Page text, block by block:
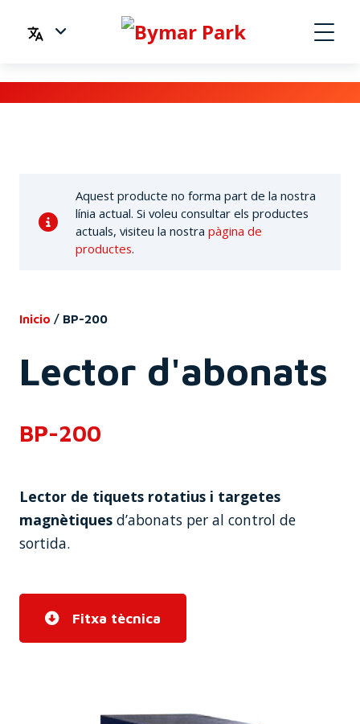
Aquest producte no forma part de la nostra
línia actual. Si voleu consultar els productes
actuals, visiteu la nostrapàgina de
productes.
Inicio / BP-200
Lector d'abonats
BP-200
Lector de tiquets rotatius i targetes
magnètiques d’abonats per al control de
sortida.
Fitxa tècnica